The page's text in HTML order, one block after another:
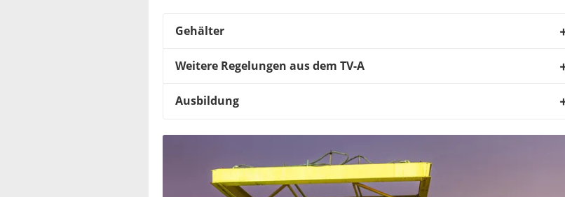
Gehälter
Weitere Regelungen aus dem TV-A
Ausbildung